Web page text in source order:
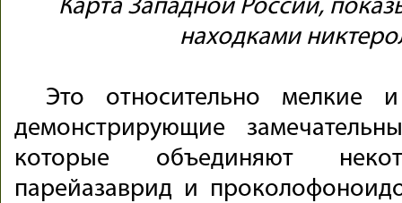
Карта Западной России,
находками
Это относительно мелкие
демонстрирующие
которые объединяют
парейазаврид и